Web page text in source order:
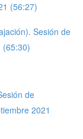
(56:27)
Sesión de
(65:30)
de
2021